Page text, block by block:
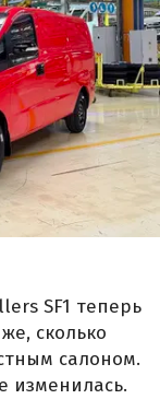
SF1 теперь
сколько
салоном.
изменилась.